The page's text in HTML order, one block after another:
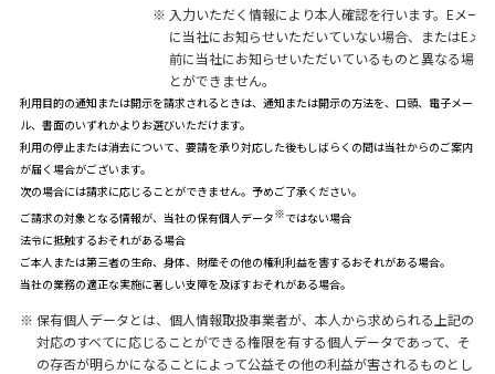
※ 入力いただく情報により本人確認を行います。Eメー
に当社にお知らせいただいていない場合、またはEメ
前に当社にお知らせいただいているものと異なる場合
とができません。
利用目的の通知または開示を請求されるときは、通知または開示の方法を、口頭、電子メー
ル、書面のいずれかよりお選びいただけます。
利用の停止または消去について、要請を承り対応した後もしばらくの間は当社からのご案内
が届く場合がございます。
次の場合には請求に応じることができません。予めご了承ください。
ご請求の対象となる情報が、当社の保有個人データ※ではない場合
法令に抵触するおそれがある場合
ご本人または第三者の生命、身体、財産その他の権利利益を害するおそれがある場合。
当社の業務の適正な実施に著しい支障を及ぼすおそれがある場合。
※ 保有個人データとは、個人情報取扱事業者が、本人から求められる上記の
対応のすべてに応じることができる権限を有する個人データであって、そ
の存否が明らかになることによって公益その他の利益が害されるものとし